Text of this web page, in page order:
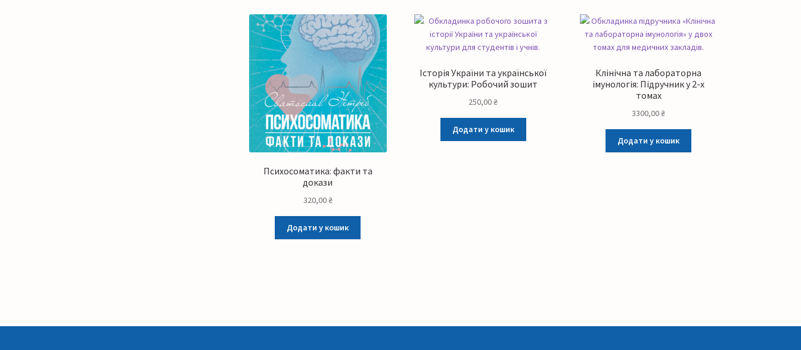
Психосоматика: факти та
докази
320,00₴
Додати у кошик
Історія України та української
культури: Робочий зошит
250,00₴
Додати у кошик
Клінічна та лабораторна
імунологія: Підручник у 2-х
томах
3300,00₴
Додати у кошик